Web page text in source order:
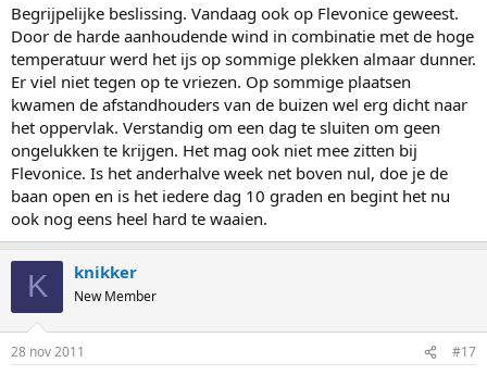
Begrijpelijke beslissing. Vandaag ook op Flevonice geweest.
Door de harde aanhoudende wind in combinatie met de hoge
temperatuur werd het ijs op sommige plekken almaar dunner.
Er viel niet tegen op te vriezen. Op sommige plaatsen
kwamen de afstandhouders van de buizen wel erg dicht naar
het oppervlak. Verstandig om een dag te sluiten om geen
ongelukken te krijgen. Het mag ook niet mee zitten bij
Flevonice. Is het anderhalve week net boven nul, doe je de
baan open en is het iedere dag 10 graden en begint het nu
ook nog eens heel hard te waaien.
K knikker
New Member
28 nov 2011 #17